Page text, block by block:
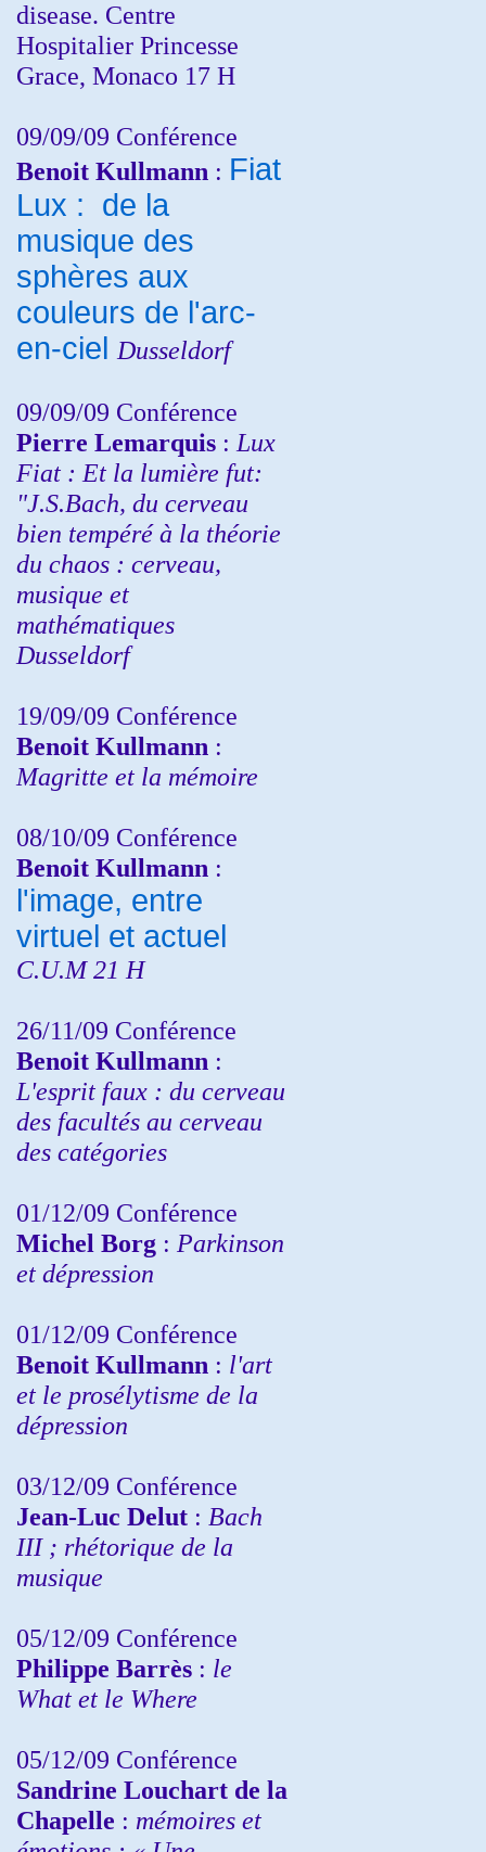
disease. Centre
Hospitalier Princesse
Grace, Monaco 17 H
09/09/09 Conférence
Benoit Kullmann : Fiat
Lux : de la
musique des
sphères aux
couleurs de l'arc-
en-ciel Dusseldorf
09/09/09 Conférence
Pierre Lemarquis : Lux
Fiat : Et la lumière fut:
"J.S.Bach, du cerveau
bien tempéré à la théorie
du chaos : cerveau,
musique et
mathématiques
Dusseldorf
19/09/09 Conférence
Benoit Kullmann :
Magritte et la mémoire
08/10/09 Conférence
Benoit Kullmann :
l'image, entre
virtuel et actuel
C.U.M 21 H
26/11/09 Conférence
Benoit Kullmann :
L'esprit faux : du cerveau
des facultés au cerveau
des catégories
01/12/09 Conférence
Michel Borg : Parkinson
et dépression
01/12/09 Conférence
Benoit Kullmann : l'art
et le prosélytisme de la
dépression
03/12/09 Conférence
Jean-Luc Delut : Bach
III ; rhétorique de la
musique
05/12/09 Conférence
Philippe Barrès : le
What et le Where
05/12/09 Conférence
Sandrine Louchart de la
Chapelle : mémoires et